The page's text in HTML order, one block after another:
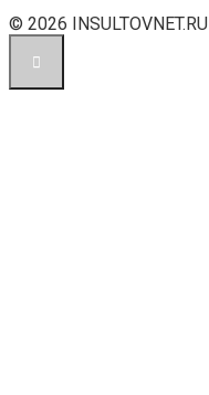
© 2026 INSULTOVNET.RU